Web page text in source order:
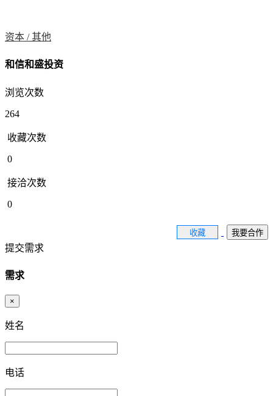
资本 /其他
和信和盛投资
浏览次数
264
收藏次数
0
接洽次数
0
收藏 我要合作
提交需求
需求
×
姓名
电话